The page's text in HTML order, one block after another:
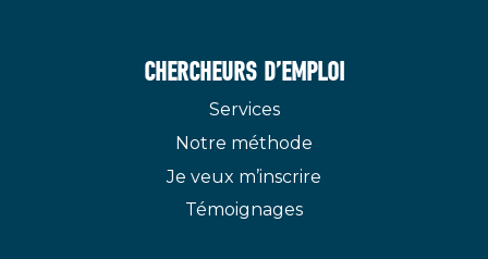
CHERCHEURS D’EMPLOI
Services
Notre méthode
Je veux m’inscrire
Témoignages